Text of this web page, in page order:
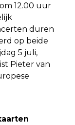
12.00 uur
duren
op beide
5 juli,
Pieter van